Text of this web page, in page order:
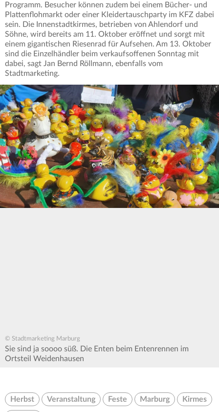
Programm. Besucher können zudem bei einem Bücher- und
Plattenflohmarkt oder einer Kleidertauschparty im KFZ dabei
sein. Die Innenstadtkirmes, betrieben von Ahlendorf und
Söhne, wird bereits am 11. Oktober eröffnet und sorgt mit
einem gigantischen Riesenrad für Aufsehen. Am 13. Oktober
sind die Einzelhändler beim verkaufsoffenen Sonntag mit
dabei, sagt Jan Bernd Röllmann, ebenfalls vom
Stadtmarketing.
© Stadtmarketing Marburg
Sie sind ja soooo süß. Die Enten beim Entenrennen im
Ortsteil Weidenhausen
Herbst Veranstaltung Feste Marburg Kirmes